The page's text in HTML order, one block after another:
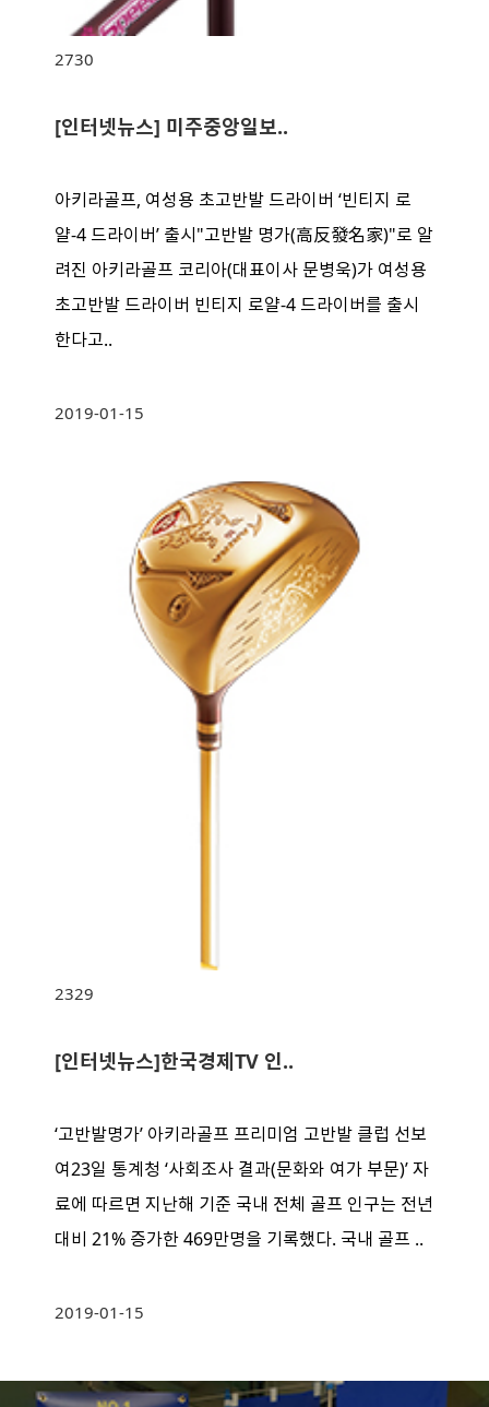
2730
[인터넷뉴스] 미주중앙일보..
아키라골프, 여성용 초고반발 드라이버 ‘빈티지 로
얄-4 드라이버’ 출시"고반발 명가(高反發名家)"로 알
려진 아키라골프 코리아(대표이사 문병욱)가 여성용
초고반발 드라이버 빈티지 로얄-4 드라이버를 출시
한다고..
2019-01-15
2329
[인터넷뉴스]한국경제TV 인..
‘고반발명가’ 아키라골프 프리미엄 고반발 클럽 선보
여23일 통계청 ‘사회조사 결과(문화와 여가 부문)’ 자
료에 따르면 지난해 기준 국내 전체 골프 인구는 전년
대비 21% 증가한 469만명을 기록했다. 국내 골프 ..
2019-01-15